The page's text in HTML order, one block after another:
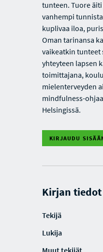
tunteen. Tuore
vanhempi
kuplivaa iloa,
Oman tarinansa
vaikeatkin tunteet
yhteyteen lapsen
toimittajana,
mielenterveyden
mindfulness-
Helsingissä.
KIRJAUDU
Kirjan tiedot
Tekijä
Lukija
Muut tekijät